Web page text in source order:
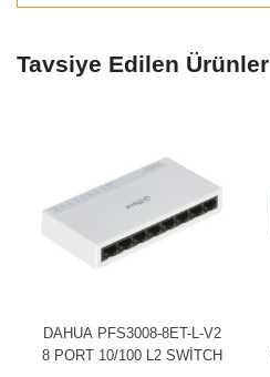
Tavsiye Edilen Ürünler
DAHUA PFS3008-8ET-L-V2
8 PORT 10/100 L2 SWİTCH